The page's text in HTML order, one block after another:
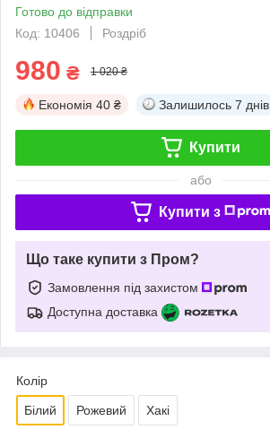
Готово до відправки
Код: 10406
Роздріб
980 ₴ 1 020 ₴
Економія 40 ₴ Залишилось 7 днів
Купити
або
Купити з
Що таке купити з Пром?
Замовлення під захистом
Доступна доставка
Колір
Білий Рожевий Хакі